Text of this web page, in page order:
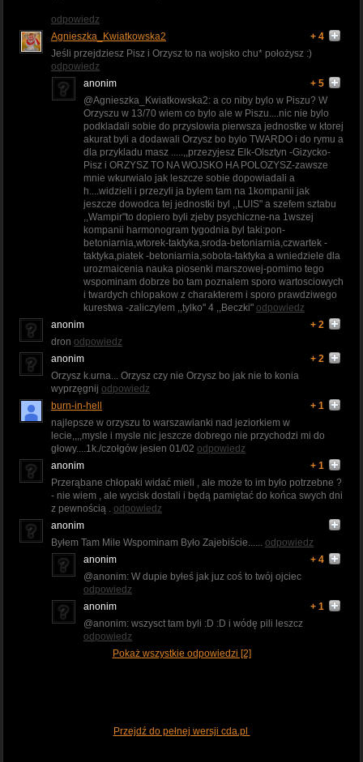
odpowiedz
Agnieszka_Kwiatkowska2
+ 4
Jeśli przejdziesz Pisz i Orzysz to na wojsko chu* położysz :)
odpowiedz
anonim
+ 5
@Agnieszka_Kwiatkowska2: a co niby bylo w Piszu? W
Orzyszu w 13/70 wiem co bylo ale w Piszu....nic nie bylo
podkladali sobie do przyslowia pierwsza jednostke w ktorej
akurat byli a dodawali Orzysz bo bylo TWARDO i do rymu a
dla przykladu masz .....,,przezyjesz Elk-Olsztyn -Gizycko-
Pisz i ORZYSZ TO NA WOJSKO HA POLOZYSZ-zawsze
mnie wkurwialo jak leszcze sobie dopowiadali a
h....widzieli i przezyli ja bylem tam na 1kompanii jak
jeszcze dowodca tej jednostki byl ,,LUIS" a szefem sztabu
,,Wampir"to dopiero byli zjeby psychiczne-na 1wszej
kompanii harmonogram tygodnia byl taki:pon-
betoniarnia,wtorek-taktyka,sroda-betoniarnia,czwartek -
taktyka,piatek -betoniarnia,sobota-taktyka a wniedziele dla
urozmaicenia nauka piosenki marszowej-pomimo tego
wspominam dobrze bo tam poznalem sporo wartosciowych
i twardych chlopakow z charakterem i sporo prawdziwego
kurestwa -zaliczylem ,,tylko" 4 ,,Beczki" odpowiedz
anonim
+ 2
dron odpowiedz
anonim
+ 2
Orzysz k.urna... Orzysz czy nie Orzysz bo jak nie to konia
wyprzęgnij odpowiedz
burn-in-hell
+ 1
najlepsze w orzyszu to warszawianki nad jeziorkiem w
lecie,,,,mysle i mysle nic jeszcze dobrego nie przychodzi mi do
głowy....1k./czołgów jesien 01/02 odpowiedz
anonim
+ 1
Przerąbane chłopaki widać mieli , ale może to im było potrzebne ?
- nie wiem , ale wycisk dostali i będą pamiętać do końca swych dni
z pewnością . odpowiedz
anonim
Byłem Tam Mile Wspominam Było Zajebiście...... odpowiedz
anonim
+ 4
@anonim: W dupie byłeś jak juz coś to twój ojciec
odpowiedz
anonim
+ 1
@anonim: wszysct tam byli :D :D i wódę pili leszcz
odpowiedz
Pokaż wszystkie odpowiedzi [2]
Przejdź do pełnej wersji cda.pl